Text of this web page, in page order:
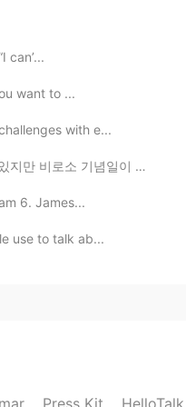
🌽 🥓
形になちゃった
can’...
want to ...
with e...
러운 달'이라고 느끼는 사람들도...
6. James...
use to talk ab...
Press Kit